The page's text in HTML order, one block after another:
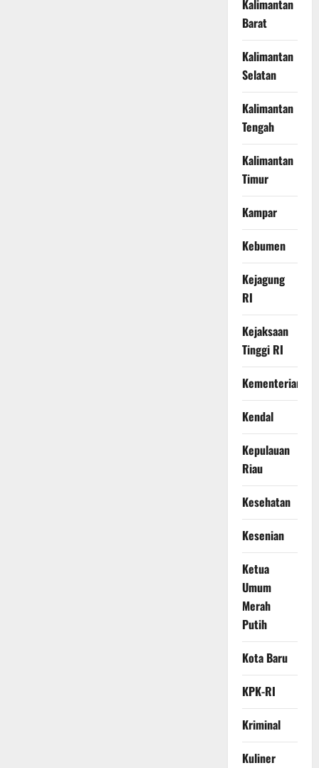
Kalimantan
Barat
Kalimantan
Selatan
Kalimantan
Tengah
Kalimantan
Timur
Kampar
Kebumen
Kejagung
RI
Kejaksaan
Tinggi RI
Kementerian
Kendal
Kepulauan
Riau
Kesehatan
Kesenian
Ketua
Umum
Merah
Putih
Kota Baru
KPK-RI
Kriminal
Kuliner